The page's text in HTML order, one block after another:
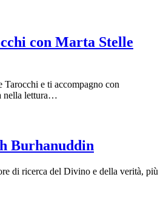
con Marta Stelle
Tarocchi e ti accompagno con
nella lettura…
Burhanuddin
di ricerca del Divino e della verità, più